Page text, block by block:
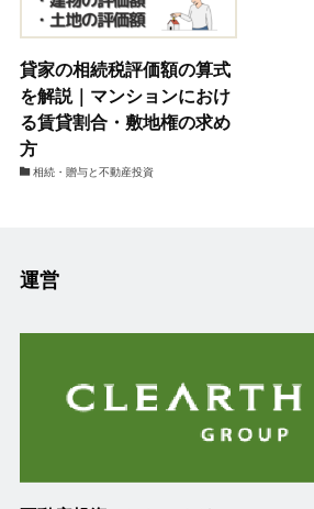
貸家の相続税評価額の算式
を解説｜マンションにおけ
る賃貸割合・敷地権の求め
方
相続・贈与と不動産投資
運営